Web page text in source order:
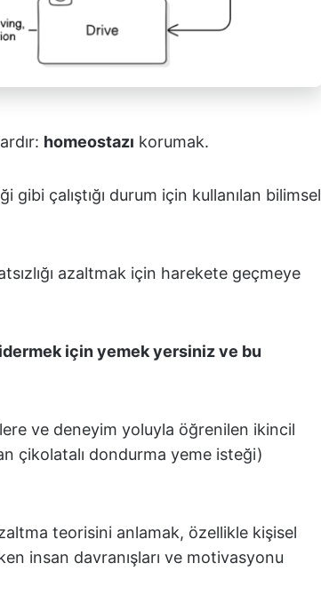
homeostazı korumak.
çalıştığı durum için kullanılan bilimsel
azaltmak için harekete geçmeye
için yemek yersiniz ve bu
ve deneyim yoluyla öğrenilen ikincil
çikolatalı dondurma yeme isteği)
teorisini anlamak, özellikle kişisel
insan davranışları ve motivasyonu